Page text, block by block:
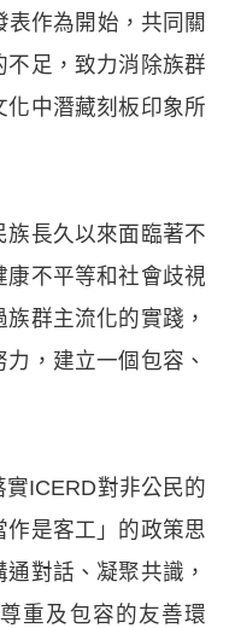
作為開始，共同關
不足，致力消除族群
化中潛藏刻板印象所
族長久以來面臨著不
康不平等和社會歧視
群主流化的實踐，
，建立一個包容、
ICERD對非公民的
是客工」的政策思
對話、凝聚共識，
重及包容的友善環